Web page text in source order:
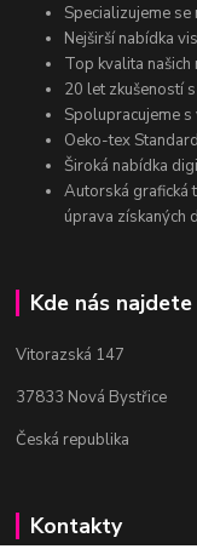
Specializujeme
Nejširší nabídka
Top kvalita našich
20 let zkušeností
Spolupracujeme
Oeko-tex
Široká nabídka
Autorská grafická
úprava získaných
Kde nás najdete
Vitorazská 147
37833 Nová Bystřice
Česká republika
Kontakty